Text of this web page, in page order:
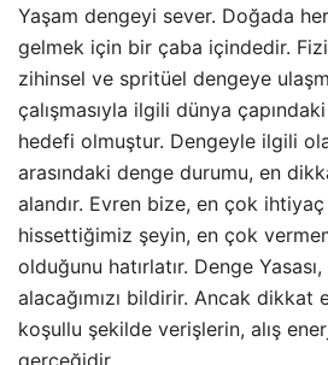
Yaşam dengeyi sever. Doğada
gelmek için bir çaba içindedir.
zihinsel ve spritüel dengeye
çalışmasıyla ilgili dünya
hedefi olmuştur. Dengeyle ilgili
arasındaki denge durumu, en
alandır. Evren bize, en çok
hissettiğimiz şeyin, en çok
olduğunu hatırlatır. Denge
alacağımızı bildirir. Ancak dikkat
koşullu şekilde verişlerin, alış